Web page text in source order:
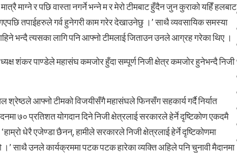
माग्ने र पछि वास्ता नगर्ने भन्ने म र मेरो टीमबाट हुँदैन जुन कुराको यहिँ हलबाट
तपाईहरुले गर्व हुनेगरी काम गरेर देखाउनेछु ।’ साथै व्यवसायिक समस्या
भन्दै त्यसका लागि पनि आफ्नो टीमलाई जिताउन उनले आग्रह गरेका थिए ।
शंकर पाण्डेले महासंघ कमजोर हुँदा सम्पूर्ण निजी क्षेत्र कमजोर हुनेभन्दै निजी
श्रेष्ठले आफ्नो टीमको विजयीसँगै महासंघले फिनसँग सहकार्य गर्दै निर्यात
७० प्रतिशत योगदान दिने निजी क्षेत्रलाई सरकारले हेर्ने दृष्टिकोण एकदमै
धेरै एजेण्डा छैनन्, हामीले सरकारले निजी क्षेत्रलाई हेर्ने दृष्टिकोणमा
।’ साथै उनले कार्यक्रममा पटक पटक हारेका व्यक्ति अहिले पनि चुनावी मैदानमा